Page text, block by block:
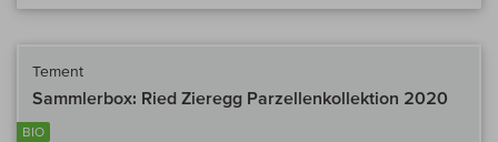
Tement
Sammlerbox: Ried Zieregg Parzellenkollektion 2020
BIO